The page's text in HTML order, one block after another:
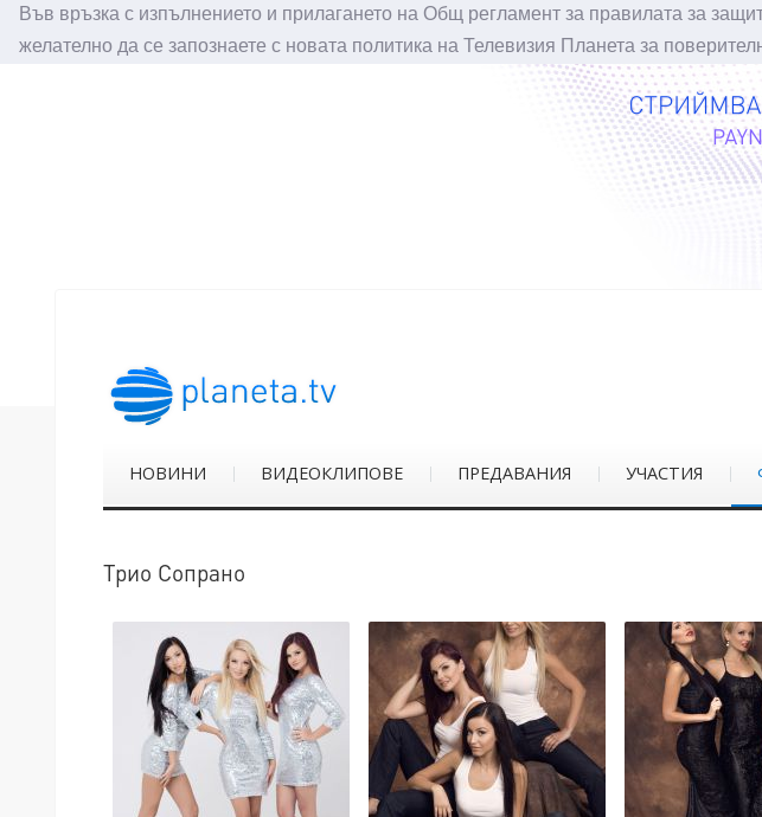
Във връзка с изпълнението и прилагането на Общ регламент за правилата за
желателно да се запознаете с новата политика на Телевизия Планета за
НОВИНИ ВИДЕОКЛИПОВЕ ПРЕДАВАНИЯ УЧАСТИЯ
Трио Сопрано